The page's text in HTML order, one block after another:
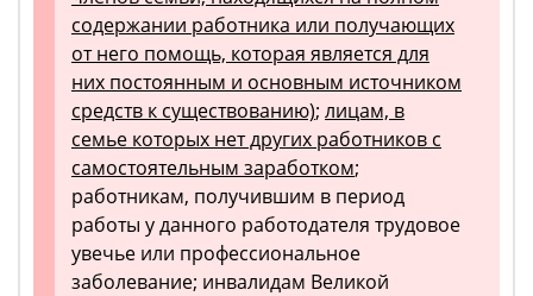
содержании работника или получающих
от него помощь, которая является для
них постоянным и основным источником
средств к существованию); лицам, в
семье которых нет других работников с
самостоятельным заработком;
работникам, получившим в период
работы у данного работодателя трудовое
увечье или профессиональное
заболевание; инвалидам Великой